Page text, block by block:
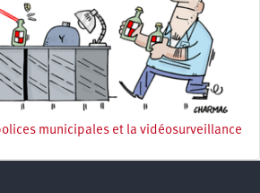
municipales et la vidéosurveillance